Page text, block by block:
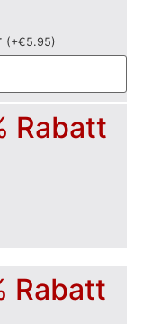
(+€5.95)
Rabatt
Rabatt